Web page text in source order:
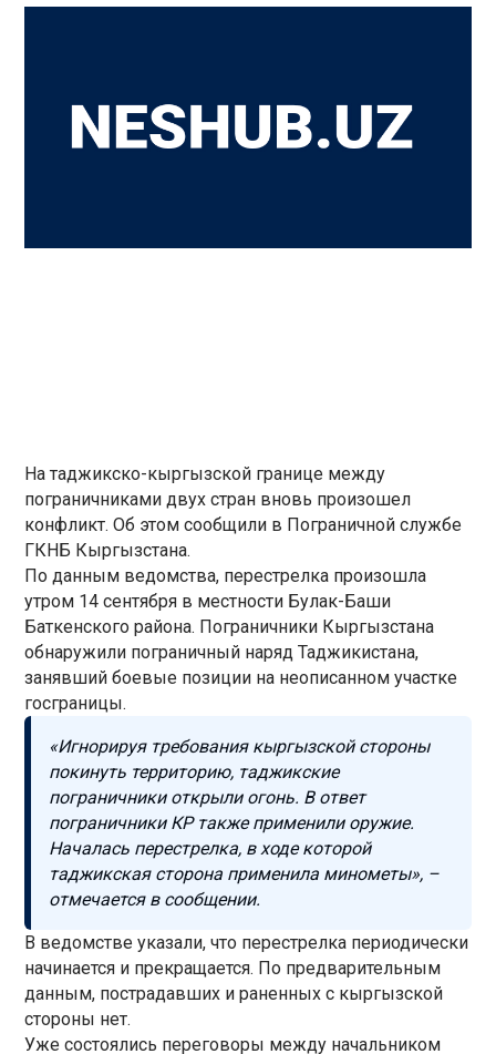
На таджикско-кыргызской границе между
пограничниками двух стран вновь произошел
конфликт. Об этом сообщили в Пограничной службе
ГКНБ Кыргызстана.
По данным ведомства, перестрелка произошла
утром 14 сентября в местности Булак-Баши
Баткенского района. Пограничники Кыргызстана
обнаружили пограничный наряд Таджикистана,
занявший боевые позиции на неописанном участке
госграницы.
«Игнорируя требования кыргызской стороны
покинуть территорию, таджикские
пограничники открыли огонь. В ответ
пограничники КР также применили оружие.
Началась перестрелка, в ходе которой
таджикская сторона применила минометы», –
отмечается в сообщении.
В ведомстве указали, что перестрелка периодически
начинается и прекращается. По предварительным
данным, пострадавших и раненных с кыргызской
стороны нет.
Уже состоялись переговоры между начальником